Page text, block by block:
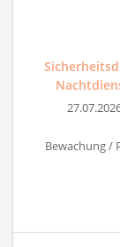
Bewachung /